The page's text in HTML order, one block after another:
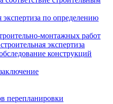
экспертиза по определению
монтажных работ
экспертиза
конструкций
перепланировки